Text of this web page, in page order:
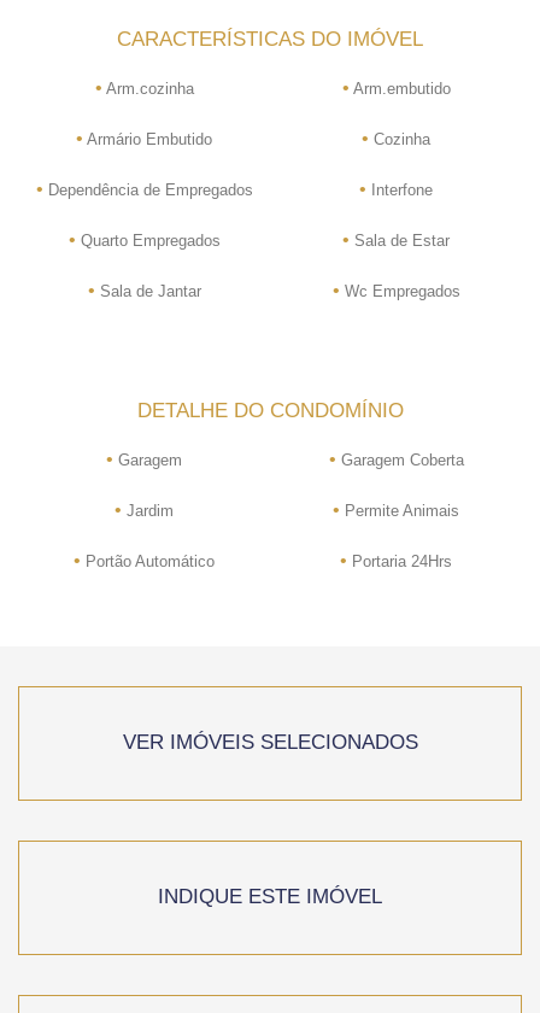
CARACTERÍSTICAS DO IMÓVEL
• Arm.cozinha • Arm.embutido
• Armário Embutido • Cozinha
• Dependência de Empregados • Interfone
• Quarto Empregados • Sala de Estar
• Sala de Jantar • Wc Empregados
DETALHE DO CONDOMÍNIO
• Garagem • Garagem Coberta
• Jardim • Permite Animais
• Portão Automático • Portaria 24Hrs
VER IMÓVEIS SELECIONADOS
INDIQUE ESTE IMÓVEL